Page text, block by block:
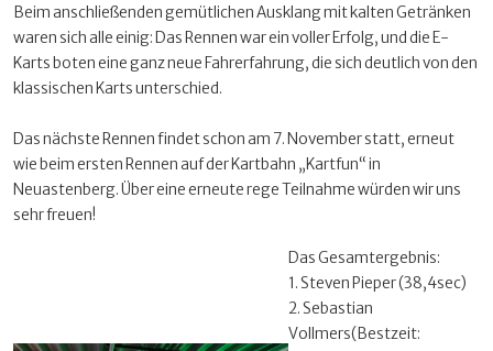
Beim anschließenden gemütlichen Ausklang mit kalten Getränken
waren sich alle einig: Das Rennen war ein voller Erfolg, und die E-
Karts boten eine ganz neue Fahrerfahrung, die sich deutlich von den
klassischen Karts unterschied.
Das nächste Rennen findet schon am 7. November statt, erneut
wie beim ersten Rennen auf der Kartbahn „Kartfun“ in
Neuastenberg. Über eine erneute rege Teilnahme würden wir uns
sehr freuen!
Das Gesamtergebnis:
1. Steven Pieper (38,4sec)
2. Sebastian
Vollmers(Bestzeit: